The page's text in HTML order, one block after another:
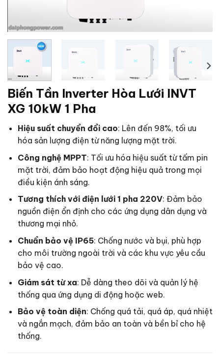
Biến Tần Inverter Hòa Lưới INVT
XG 10kW 1 Pha
Hiệu suất chuyển đổi cao: Lên đến 98%, tối ưu
hóa sản lượng điện từ năng lượng mặt trời.
Công nghệ MPPT: Tối ưu hóa hiệu suất từ tấm pin
mặt trời, đảm bảo hoạt động hiệu quả trong mọi
điều kiện ánh sáng.
Tương thích với điện lưới 1 pha 220V: Đảm bảo
nguồn điện ổn định cho các ứng dụng dân dụng và
thương mại nhỏ.
Chuẩn bảo vệ IP65: Chống nước và bụi, phù hợp
cho môi trường ngoài trời và các khu vực yêu cầu
bảo vệ cao.
Giám sát từ xa: Dễ dàng theo dõi và quản lý hệ
thống qua ứng dụng di động hoặc web.
Bảo vệ toàn diện: Chống quá tải, quá áp, quá nhiệt
và ngắn mạch, đảm bảo an toàn và bền bỉ cho hệ
thống.